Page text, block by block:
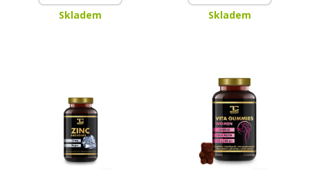
Skladem
Skladem